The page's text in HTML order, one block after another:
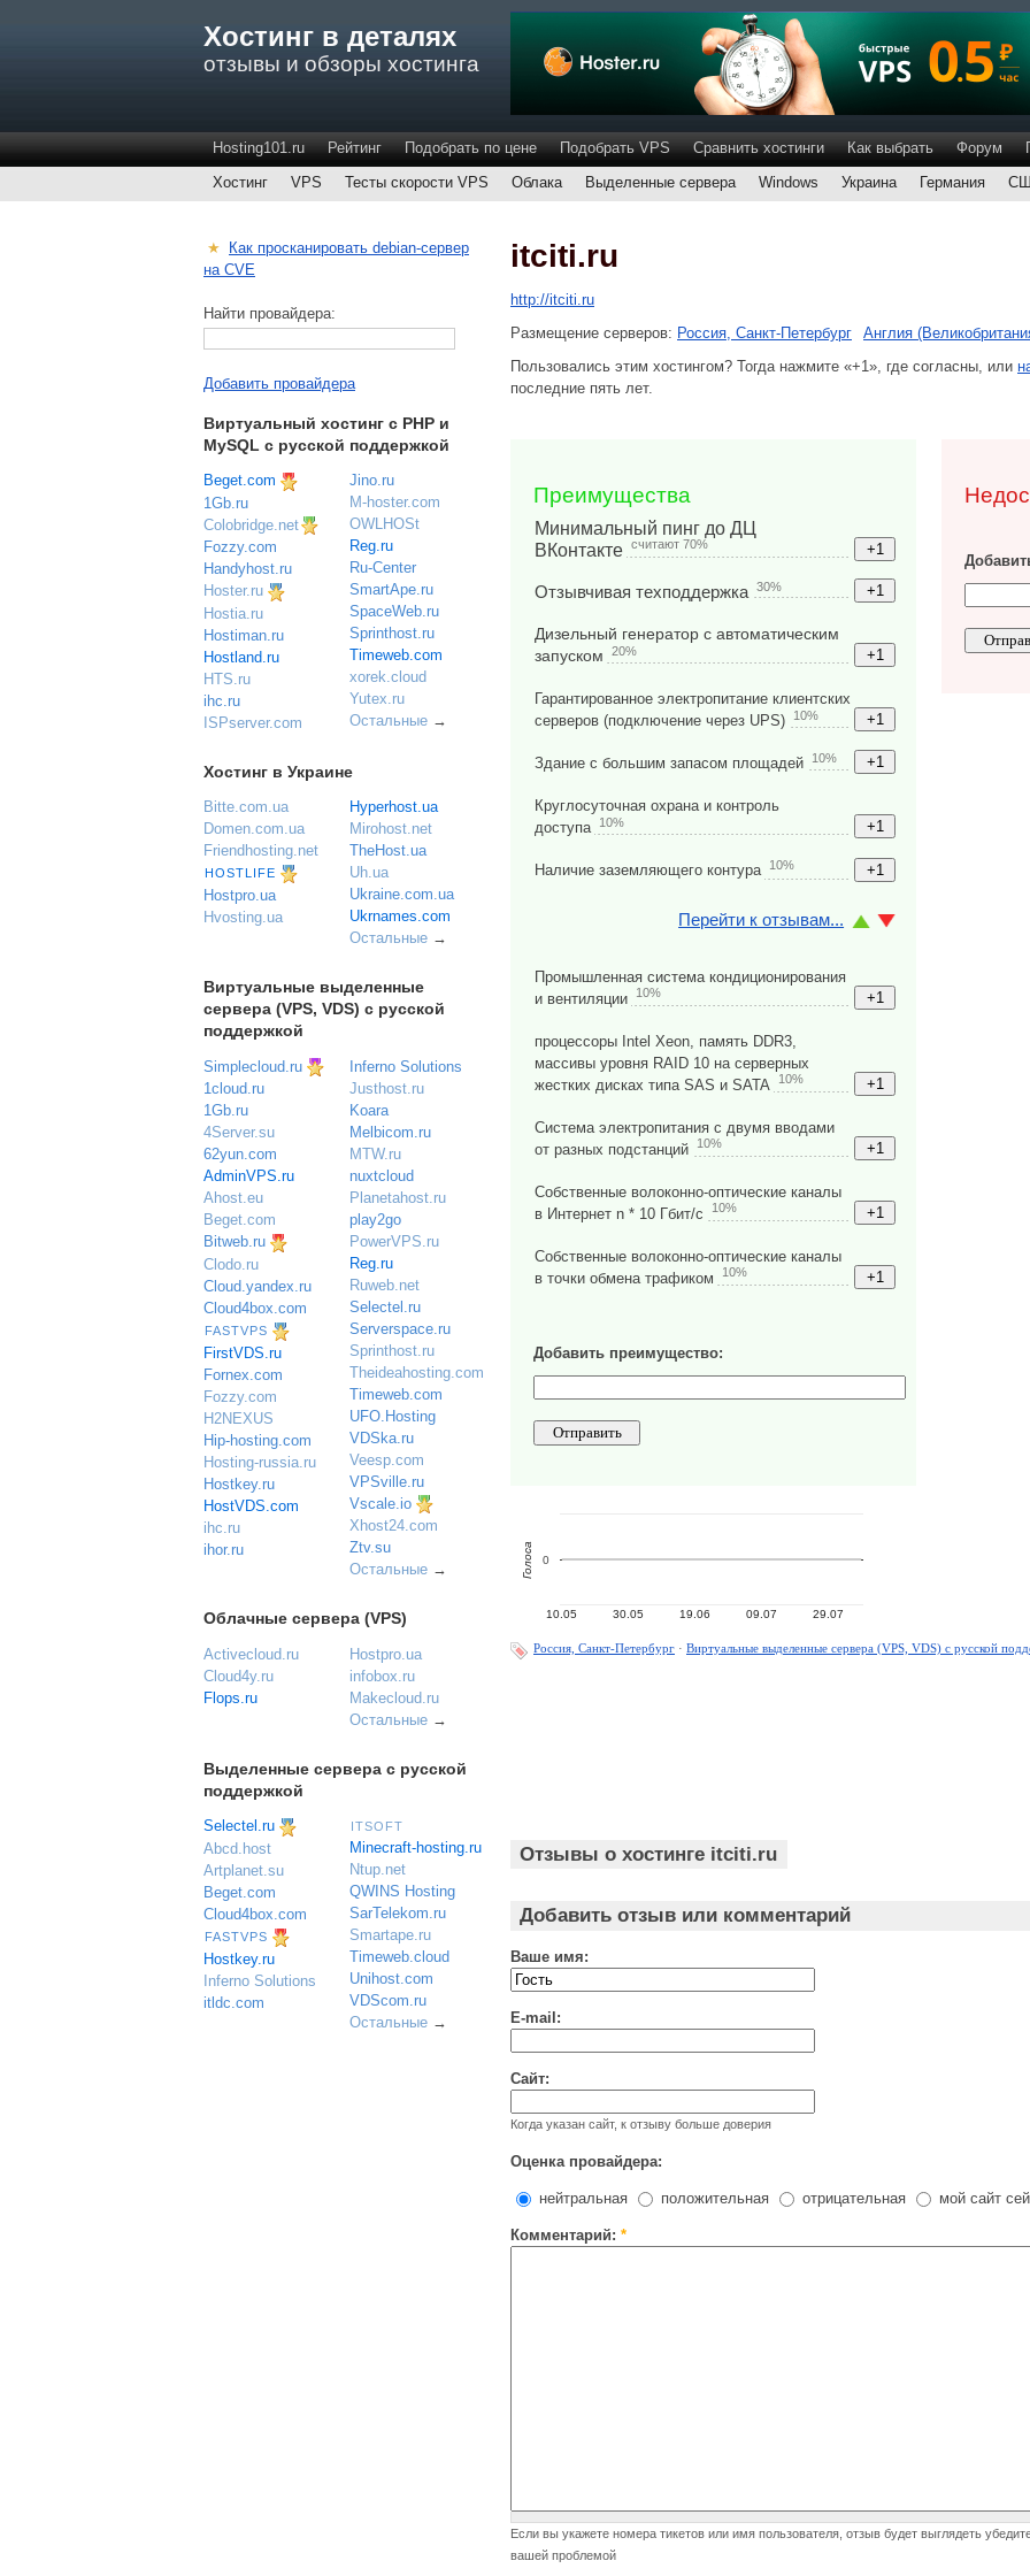
Хостинг в деталях
отзывы и обзоры хостинга
Hosting101.ru Рейтинг Подобрать по цене Подобрать VPS Сравнить хостинги Как выбрать Форум
Хостинг
VPS Тесты скорости VPS Облака Выделенные сервера Windows Украина Германия
itciti.ru
http://itciti.ru
Размещение серверов: Россия, Санкт-Петербург
Англия
Пользовались этим хостингом? Тогда нажмите «+1», где согласны, или
последние пять лет.
Преимущества
Минимальный пинг до ДЦ
ВКонтакте считают 70%
Отзывчивая техподдержка 30%
Дизельный генератор с автоматическим
запуском
20%
Гарантированное электропитание клиентских
серверов (подключение через UPS)
10%
Здание с большим запасом площадей 10%
Круглосуточная охрана и контроль
доступа
10%
Наличие заземляющего контура 10%
Перейти к отзывам...
Промышленная система кондиционирования
и вентиляции
10%
процессоры Intel Xeon, память DDR3,
массивы уровня RAID 10 на серверных
жестких дисках типа SAS и SATA
10%
Система электропитания с двумя вводами
от разных подстанций
10%
Собственные волоконно-оптические каналы
в Интернет n * 10 Гбит/с
10%
Собственные волоконно-оптические каналы
в точки обмена трафиком
10%
Добавить преимущество:
10.05 30.05 19.06 09.07 29.07
0
Голоса
Россия, Санкт-Петербург · Виртуальные выделенные сервера (VPS, VDS) с русской
Отзывы о хостинге itciti.ru
Добавить отзыв или комментарий
Ваше имя:
E-mail:
Сайт:
Когда указан сайт, к отзыву больше доверия
Оценка провайдера:
нейтральная положительная отрицательная мой сайт
Комментарий: *
Если вы укажете номера тикетов или имя пользователя, отзыв будет выглядеть
вашей проблемой
★ Как просканировать debian-сервер
на CVE
Найти провайдера:
Добавить провайдера
Виртуальный хостинг c PHP и
MySQL с русской поддержкой
Beget.com
1Gb.ru
Colobridge.net
Fozzy.com
Handyhost.ru
Hoster.ru
Hostia.ru
Hostiman.ru
Hostland.ru
HTS.ru
ihc.ru
ISPserver.com
Jino.ru
M-hoster.com
OWLHOSt
Reg.ru
Ru-Center
SmartApe.ru
SpaceWeb.ru
Sprinthost.ru
Timeweb.com
xorek.cloud
Yutex.ru
Остальные →
Хостинг в Украине
Bitte.com.ua
Domen.com.ua
Friendhosting.net
HOSTLIFE
Hostpro.ua
Hvosting.ua
Hyperhost.ua
Mirohost.net
TheHost.ua
Uh.ua
Ukraine.com.ua
Ukrnames.com
Остальные →
Виртуальные выделенные
сервера (VPS, VDS) с русской
поддержкой
Simplecloud.ru
1cloud.ru
1Gb.ru
4Server.su
62yun.com
AdminVPS.ru
Ahost.eu
Beget.com
Bitweb.ru
Clodo.ru
Cloud.yandex.ru
Cloud4box.com
FASTVPS
FirstVDS.ru
Fornex.com
Fozzy.com
H2NEXUS
Hip-hosting.com
Hosting-russia.ru
Hostkey.ru
HostVDS.com
ihc.ru
ihor.ru
Inferno Solutions
Justhost.ru
Koara
Melbicom.ru
MTW.ru
nuxtcloud
Planetahost.ru
play2go
PowerVPS.ru
Reg.ru
Ruweb.net
Selectel.ru
Serverspace.ru
Sprinthost.ru
Theideahosting.com
Timeweb.com
UFO.Hosting
VDSka.ru
Veesp.com
VPSville.ru
Vscale.io
Xhost24.com
Ztv.su
Остальные →
Облачные сервера (VPS)
Activecloud.ru
Cloud4y.ru
Flops.ru
Hostpro.ua
infobox.ru
Makecloud.ru
Остальные →
Выделенные сервера с русской
поддержкой
Selectel.ru
Abcd.host
Artplanet.su
Beget.com
Cloud4box.com
FASTVPS
Hostkey.ru
Inferno Solutions
itldc.com
ITSOFT
Minecraft-hosting.ru
Ntup.net
QWINS Hosting
SarTelekom.ru
Smartape.ru
Timeweb.cloud
Unihost.com
VDScom.ru
Остальные →